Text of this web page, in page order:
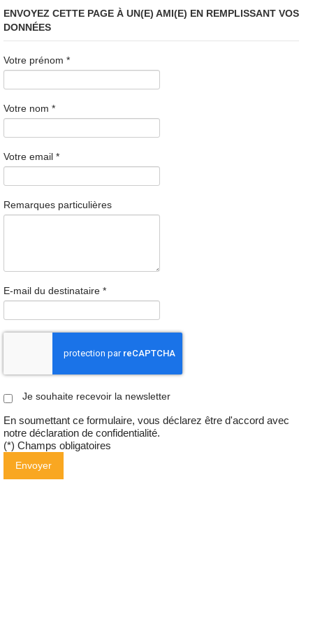
ENVOYEZ CETTE PAGE À UN(E) AMI(E) EN REMPLISSANT VOS
DONNÉES
Votre prénom *
Votre nom *
Votre email *
Remarques particulières
E-mail du destinataire *
Je souhaite recevoir la newsletter
En soumettant ce formulaire, vous déclarez être d'accord avec
notre déclaration de confidentialité.
(*) Champs obligatoires
Envoyer